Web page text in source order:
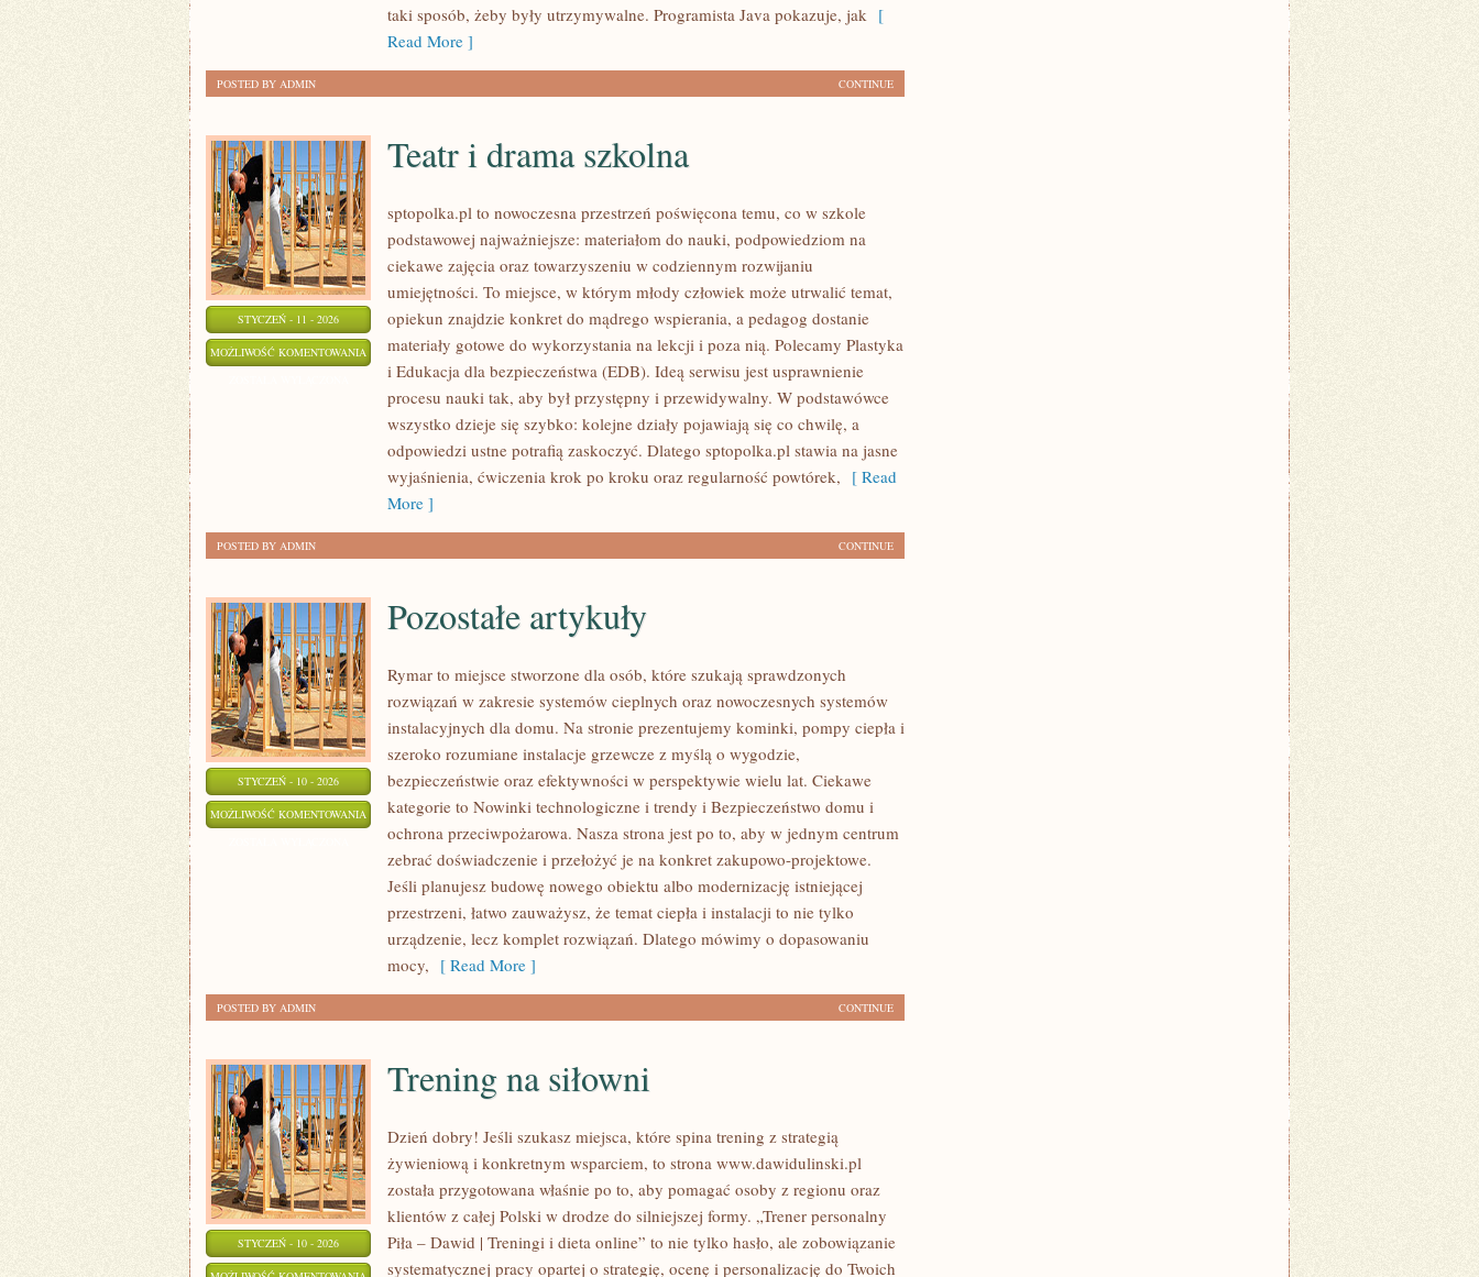
taki sposób, żeby były utrzymywalne. Programista Java pokazuje, jak [
Read More ]
CONTINUE
POSTED BY ADMIN
STYCZEŃ - 11 - 2026
MOŻLIWOŚĆ KOMENTOWANIA TEATR
DRAMA
SZKOLNA
Teatr i drama szkolna
sptopolka.pl to nowoczesna przestrzeń poświęcona temu, co w szkole
podstawowej najważniejsze: materiałom do nauki, podpowiedziom na
ciekawe zajęcia oraz towarzyszeniu w codziennym rozwijaniu
umiejętności. To miejsce, w którym młody człowiek może utrwalić temat,
opiekun znajdzie konkret do mądrego wspierania, a pedagog dostanie
materiały gotowe do wykorzystania na lekcji i poza nią. Polecamy Plastyka
i Edukacja dla bezpieczeństwa (EDB). Ideą serwisu jest usprawnienie
procesu nauki tak, aby był przystępny i przewidywalny. W podstawówce
wszystko dzieje się szybko: kolejne działy pojawiają się co chwilę, a
odpowiedzi ustne potrafią zaskoczyć. Dlatego sptopolka.pl stawia na jasne
wyjaśnienia, ćwiczenia krok po kroku oraz regularność powtórek, [ Read
More ]
CONTINUE
POSTED BY ADMIN
STYCZEŃ - 10 - 2026
MOŻLIWOŚĆ KOMENTOWANIA POZOSTAŁE
ARTYKUŁY
Pozostałe artykuły
Rymar to miejsce stworzone dla osób, które szukają sprawdzonych
rozwiązań w zakresie systemów cieplnych oraz nowoczesnych systemów
instalacyjnych dla domu. Na stronie prezentujemy kominki, pompy ciepła i
szeroko rozumiane instalacje grzewcze z myślą o wygodzie,
bezpieczeństwie oraz efektywności w perspektywie wielu lat. Ciekawe
kategorie to Nowinki technologiczne i trendy i Bezpieczeństwo domu i
ochrona przeciwpożarowa. Nasza strona jest po to, aby w jednym centrum
zebrać doświadczenie i przełożyć je na konkret zakupowo-projektowe.
Jeśli planujesz budowę nowego obiektu albo modernizację istniejącej
przestrzeni, łatwo zauważysz, że temat ciepła i instalacji to nie tylko
urządzenie, lecz komplet rozwiązań. Dlatego mówimy o dopasowaniu
mocy, [ Read More ]
CONTINUE
POSTED BY ADMIN
STYCZEŃ - 10 - 2026
Trening na siłowni
Dzień dobry! Jeśli szukasz miejsca, które spina trening z strategią
żywieniową i konkretnym wsparciem, to strona www.dawidulinski.pl
została przygotowana właśnie po to, aby pomagać osoby z regionu oraz
klientów z całej Polski w drodze do silniejszej formy. „Trener personalny
Piła – Dawid | Treningi i dieta online” to nie tylko hasło, ale zobowiązanie
systematycznej pracy opartej o strategię, ocenę i personalizację do Twoich